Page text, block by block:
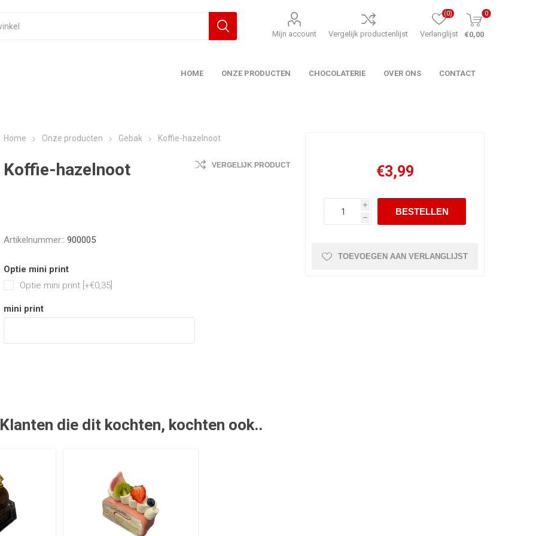
Mijn account Vergelijk productenlijst Verlanglijst
(0) 0
€0,00
HOME ONZE PRODUCTEN CHOCOLATERIE OVER ONS CONTACT
Home Onze producten Gebak Koffie-hazelnoot
Koffie-hazelnoot VERGELIJK PRODUCT
Artikelnummer:: 900005
Optie mini print
Optie mini print [+€0,35]
mini print
€3,99
i
h
TOEVOEGEN AAN VERLANGLIJST
Klanten die dit kochten, kochten ook..